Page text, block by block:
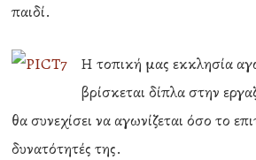
παιδί.
Η τοπική μας εκκλησία
βρίσκεται δίπλα στην
θα συνεχίσει να αγωνίζεται όσο το
δυνατότητές της.